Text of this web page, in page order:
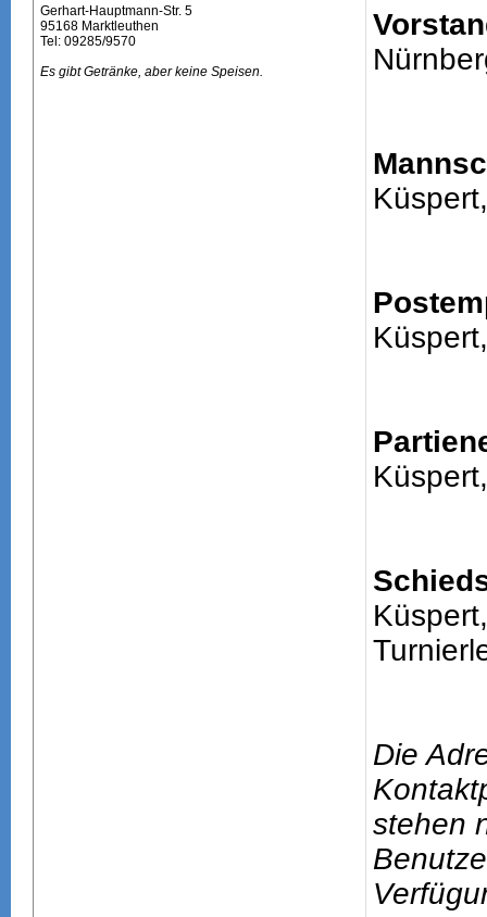
Gerhart-Hauptmann-Str. 5
95168 Marktleuthen
Tel: 09285/9570
Es gibt Getränke, aber keine Speisen.
Die
stehen